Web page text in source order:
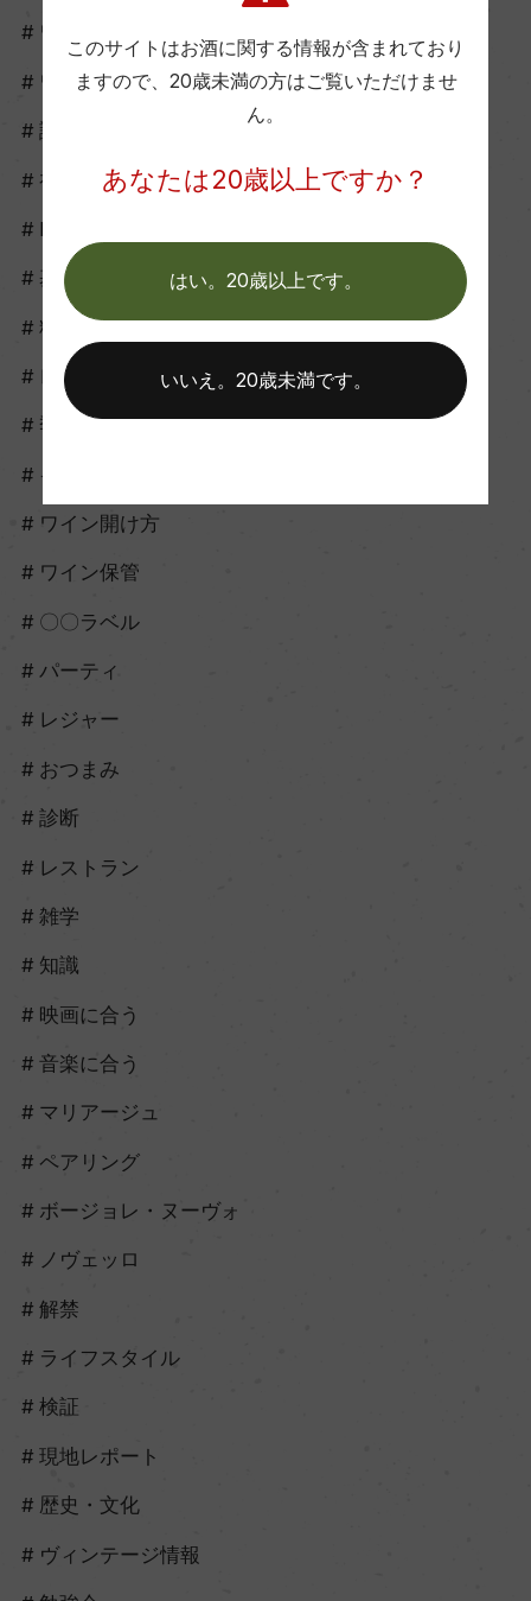
ワイングッズ
ワイナリーツアー
試飲会
初心者向け
howto
基礎知識
料理に合う
レシピ
季節に合う
イベントに合う
ワイン開け方
ワイン保管
〇〇ラベル
パーティ
レジャー
おつまみ
診断
レストラン
雑学
知識
映画に合う
音楽に合う
マリアージュ
ペアリング
ボージョレ・ヌーヴォ
ノヴェッロ
解禁
ライフスタイル
検証
現地レポート
歴史・文化
ヴィンテージ情報
このサイトはお酒に関する情報が含まれており
ますので、 20歳未満の方はご覧いただけませ
ん。
あなたは20歳以上ですか？
はい。20歳以上です。
いいえ。20歳未満です。